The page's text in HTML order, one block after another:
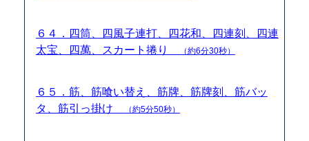
６４．四筒、四風子連打、四花和、四連刻、四連
太宝、四萬、スカート捲り
（約6分30秒）
６５．筋、筋喰い替え、筋牌、筋牌刻、筋バッ
タ、筋引っ掛け
（約5分50秒）